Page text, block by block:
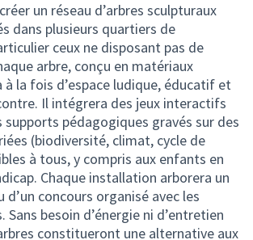
un réseau d’arbres sculpturaux
dans plusieurs quartiers de
ceux ne disposant pas de
arbre, conçu en matériaux
à la fois d’espace ludique, éducatif et
Il intégrera des jeux interactifs
pédagogiques gravés sur des
(biodiversité, climat, cycle de
à tous, y compris aux enfants en
Chaque installation arborera un
d’un concours organisé avec les
Sans besoin d’énergie ni d’entretien
constitueront une alternative aux